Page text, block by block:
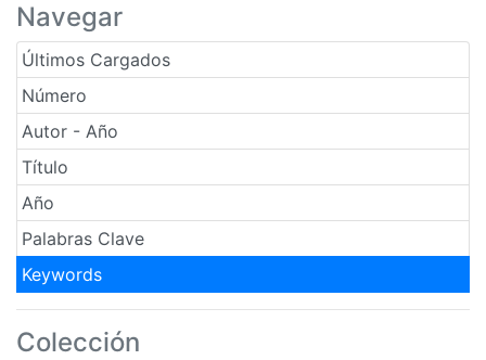
Navegar
Últimos Cargados
Número
Autor - Año
Título
Año
Palabras Clave
Keywords
Colección